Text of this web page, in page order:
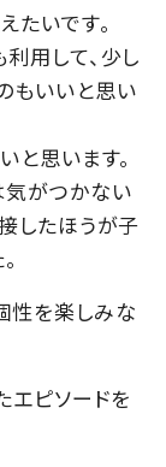
たいです。
用して、少し
もいいと思い
と思います。
気がつかない
したほうが子
性を楽しみな
ピソードを